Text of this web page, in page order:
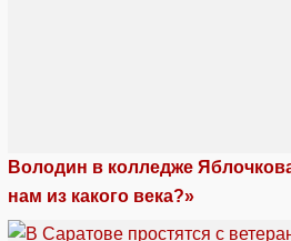
Володин в колледже
нам из какого века?»